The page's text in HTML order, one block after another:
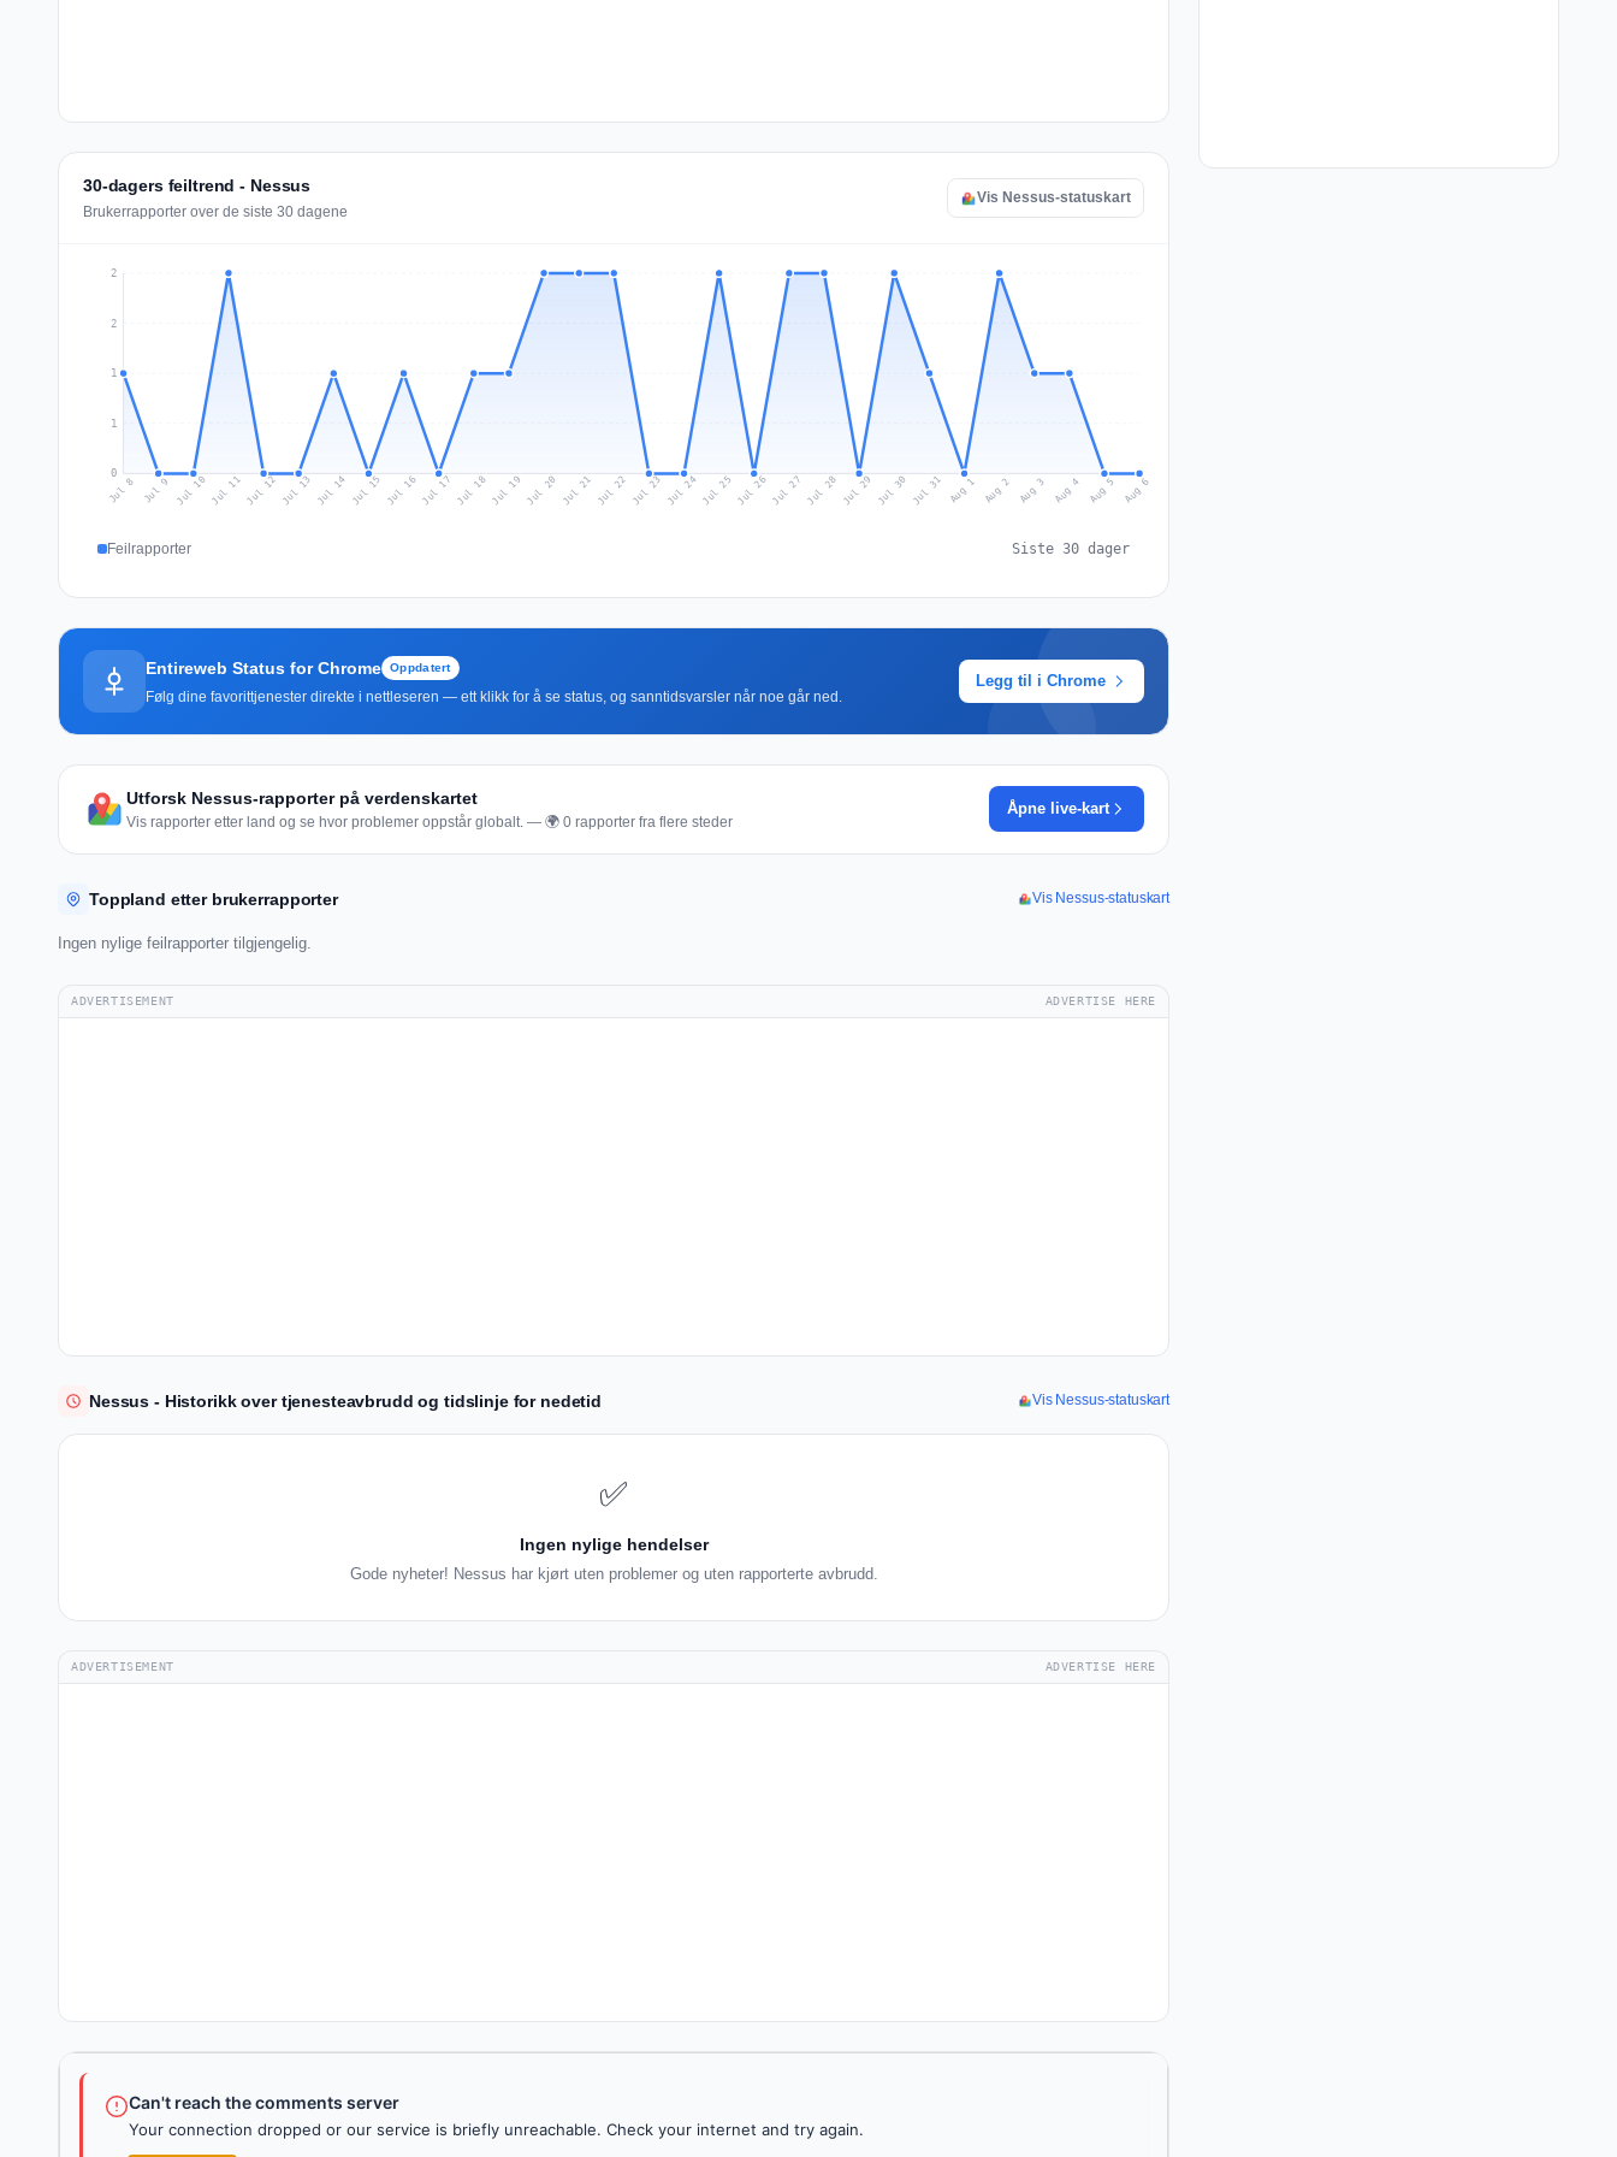
30-dagers feiltrend - Nessus
Brukerrapporter over de siste 30 dagene
Vis Nessus-statuskart
0
1
1
2
2
Jul 8 Jul 9 Jul 10 Jul 11Jul 12 Jul 13 Jul 14 Jul 15 Jul 16Jul 17 Jul 18Jul 19 Jul 20 Jul 21 Jul 22 Jul 23 Jul 24Jul 25 Jul 26Jul 27 Jul 28 Jul 29 Jul 30 Jul 31 Aug 1 Aug 2 Aug 3 Aug 4 Aug 5 Aug 6
Feilrapporter Siste 30 dager
Entireweb Status for Chrome Oppdatert
Følg dine favorittjenester direkte i nettleseren — ett klikk for å se status, og sanntidsvarsler når noe går ned.
Legg til i Chrome
Utforsk Nessus-rapporter på verdenskartet
Vis rapporter etter land og se hvor problemer oppstår globalt. — 🌍 0 rapporter fra flere steder
Åpne live-kart
Toppland etter brukerrapporter Vis Nessus-statuskart
Ingen nylige feilrapporter tilgjengelig.
ADVERTISEMENT ADVERTISE HERE
Nessus - Historikk over tjenesteavbrudd og tidslinje for nedetid Vis Nessus-statuskart
✅
Ingen nylige hendelser
Gode nyheter! Nessus har kjørt uten problemer og uten rapporterte avbrudd.
ADVERTISEMENT ADVERTISE HERE
Can't reach the comments server
Your connection dropped or our service is briefly unreachable. Check your internet and try again.